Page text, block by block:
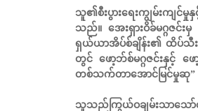
သူ၏စီးပွားရေးကျွမ်းကျင်
သည်။ အေးရှားဝိခ်မဂ္ဂဇ
ရှယ်ယာအိပ်စ်ချိန်း၏ ထိပ်
တွင် ဖော့ဘ်စ်မဂ္ဂဇင်းနှင့်
တစ်သက်တာအောင်မြင်မှုဆု
သူသည်ကြွယ်ဝချမ်းသာသေ